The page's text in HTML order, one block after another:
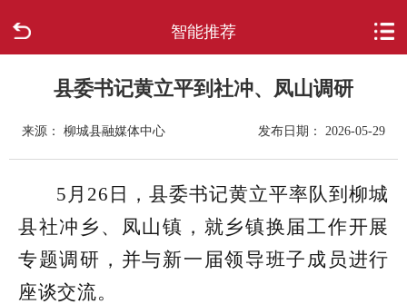
智能推荐
走进柳城
新闻中心
政府信息公开
网上办事
互动回应
县委书记黄立平到社冲、凤山调研
来源： 柳城县融媒体中心 发布日期： 2026-05-29
5月26日，县委书记黄立平率队到柳城
县社冲乡、凤山镇，就乡镇换届工作开展
专题调研，并与新一届领导班子成员进行
座谈交流。